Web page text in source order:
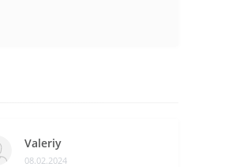
Valeriy
08.02.2024